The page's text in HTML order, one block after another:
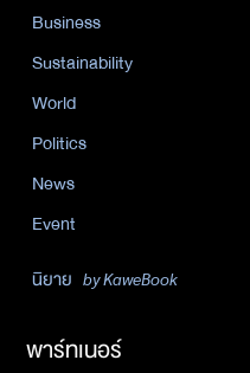
Business
Sustainability
World
Politics
News
Event
นิยาย by KaweBook
พาร์ทเนอร์